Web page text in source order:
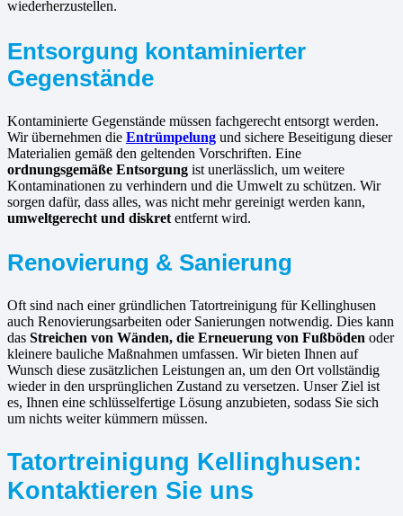
wiederherzustellen.
Entsorgung kontaminierter
Gegenstände
Kontaminierte Gegenstände müssen fachgerecht entsorgt werden.
Wir übernehmen die Entrümpelung und sichere Beseitigung dieser
Materialien gemäß den geltenden Vorschriften. Eine
ordnungsgemäße Entsorgung ist unerlässlich, um weitere
Kontaminationen zu verhindern und die Umwelt zu schützen. Wir
sorgen dafür, dass alles, was nicht mehr gereinigt werden kann,
umweltgerecht und diskret entfernt wird.
Renovierung & Sanierung
Oft sind nach einer gründlichen Tatortreinigung für Kellinghusen
auch Renovierungsarbeiten oder Sanierungen notwendig. Dies kann
das Streichen von Wänden, die Erneuerung von Fußböden oder
kleinere bauliche Maßnahmen umfassen. Wir bieten Ihnen auf
Wunsch diese zusätzlichen Leistungen an, um den Ort vollständig
wieder in den ursprünglichen Zustand zu versetzen. Unser Ziel ist
es, Ihnen eine schlüsselfertige Lösung anzubieten, sodass Sie sich
um nichts weiter kümmern müssen.
Tatortreinigung Kellinghusen:
Kontaktieren Sie uns